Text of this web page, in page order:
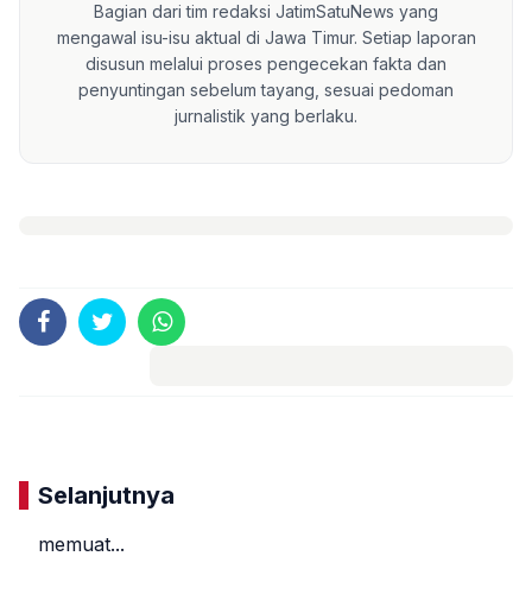
Bagian dari tim redaksi JatimSatuNews yang
mengawal isu-isu aktual di Jawa Timur. Setiap laporan
disusun melalui proses pengecekan fakta dan
penyuntingan sebelum tayang, sesuai pedoman
jurnalistik yang berlaku.
Selanjutnya
memuat...